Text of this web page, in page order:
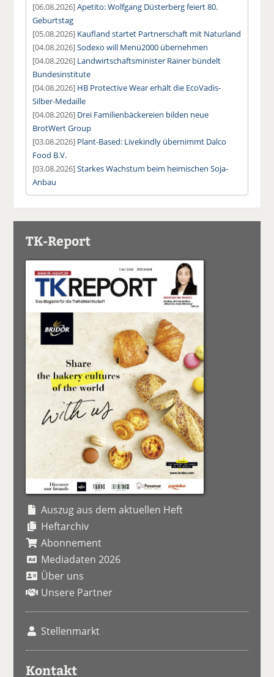
[06.08.2026]Apetito: Wolfgang Düsterberg feiert 80.
Geburtstag
[05.08.2026] Kaufland startet Partnerschaft mit Naturland
[04.08.2026]Sodexo will Menü2000 übernehmen
[04.08.2026] Landwirtschaftsminister Rainer bündelt
Bundesinstitute
[04.08.2026] HB Protective Wear erhält die EcoVadis-
Silber-Medaille
[04.08.2026] Drei Familienbäckereien bilden neue
BrotWert Group
[03.08.2026] Plant-Based: Livekindly übernimmt Dalco
Food B.V.
[03.08.2026]Starkes Wachstum beim heimischen Soja-
Anbau
TK-Report
Auszug aus dem aktuellen Heft
Heftarchiv
Abonnement
Mediadaten 2026
Über uns
Unsere Partner
Stellenmarkt
Kontakt